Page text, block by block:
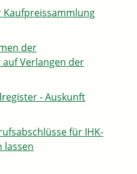
Kaufpreissammlung
der
Verlangen der
- Auskunft
für IHK-
lassen